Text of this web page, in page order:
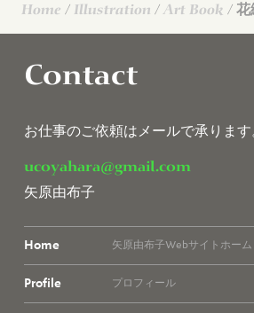
Home / Illustration / Art Book / 花
Contact
お仕事のご依頼はメールで承ります
ucoyahara@gmail.com
矢原由布子
Home 矢原由布子Webサイトホーム
Profile プロフィール